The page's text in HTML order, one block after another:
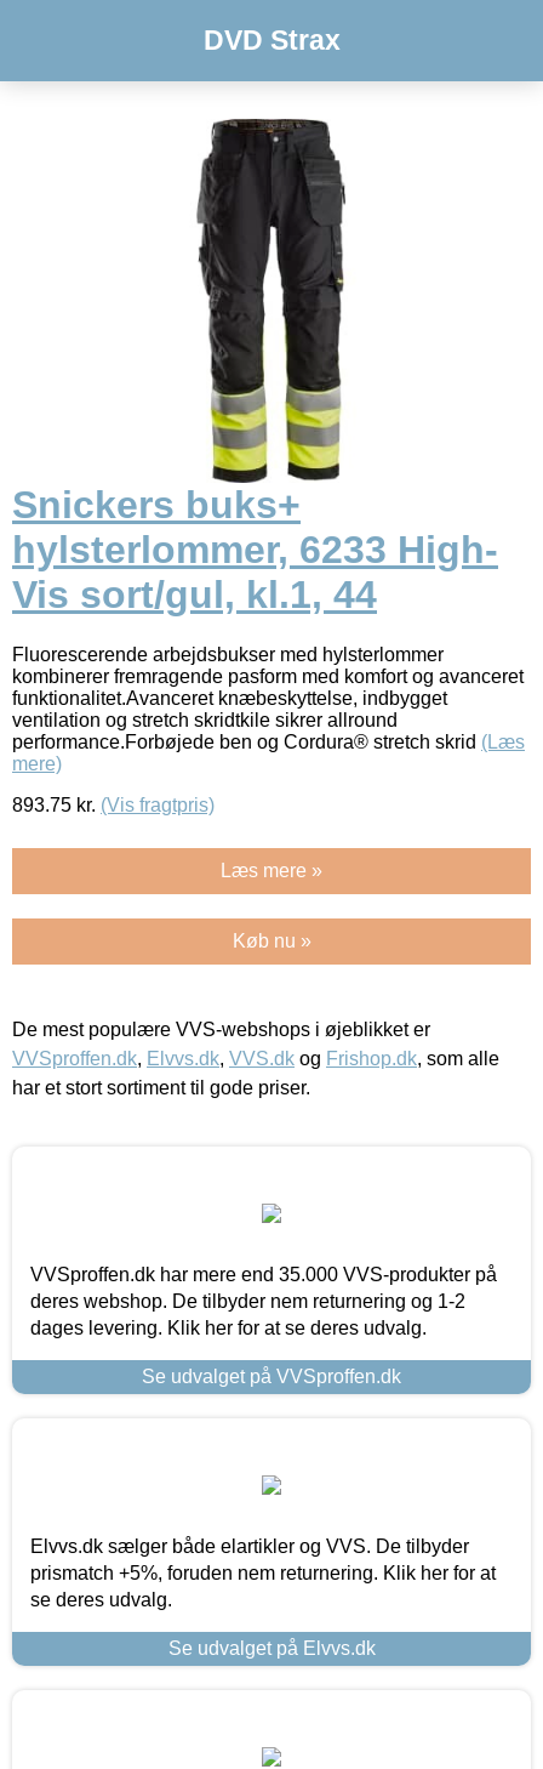
DVD Strax
Snickers buks+
hylsterlommer, 6233 High-
Vis sort/gul, kl.1, 44
Fluorescerende arbejdsbukser med hylsterlommer
kombinerer fremragende pasform med komfort og avanceret
funktionalitet.Avanceret knæbeskyttelse, indbygget
ventilation og stretch skridtkile sikrer allround
performance.Forbøjede ben og Cordura® stretch skrid (Læs
mere)
893.75 kr. (Vis fragtpris)
Læs mere »
Køb nu »
De mest populære VVS-webshops i øjeblikket er
VVSproffen.dk, Elvvs.dk, VVS.dk og Frishop.dk, som alle
har et stort sortiment til gode priser.
VVSproffen.dk har mere end 35.000 VVS-produkter på
deres webshop. De tilbyder nem returnering og 1-2
dages levering. Klik her for at se deres udvalg.
Se udvalget på VVSproffen.dk
Elvvs.dk sælger både elartikler og VVS. De tilbyder
prismatch +5%, foruden nem returnering. Klik her for at
se deres udvalg.
Se udvalget på Elvvs.dk